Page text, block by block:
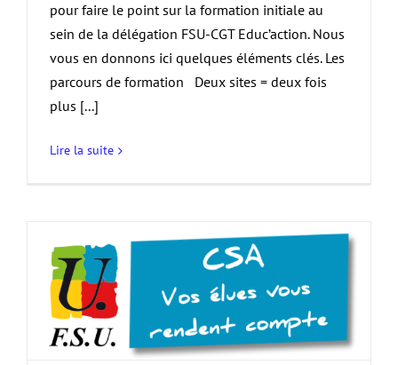
pour faire le point sur la formation initiale au
sein de la délégation FSU-CGT Educ’action. Nous
vous en donnons ici quelques éléments clés. Les
parcours de formation Deux sites = deux fois
plus [...]
Lire la suite